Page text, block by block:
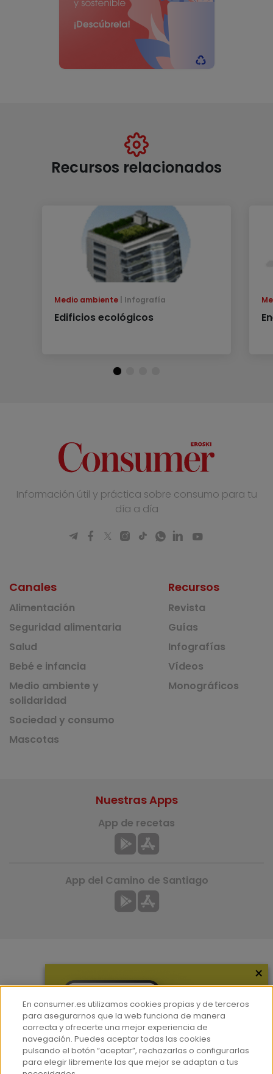
Recursos relacionados
Medio ambiente Infografía
Edificios ecológicos
Información útil y práctica sobre consumo para tu
día a día
Canales
Alimentación
Seguridad alimentaria
Salud
Bebé e infancia
Medio ambiente y
solidaridad
Sociedad y consumo
Mascotas
Recursos
Revista
Guías
Infografías
Vídeos
Monográficos
Hemeroteca
Contacto
Prensa
Nuestras Apps
App de recetas
App del Camino de Santiago
×
En consumer.es utilizamos cookies propias y de terceros
para asegurarnos que la web funciona de manera
correcta y ofrecerte una mejor experiencia de
navegación. Puedes aceptar todas las cookies
pulsando el botón “aceptar”, rechazarlas o configurarlas
para elegir libremente las que mejor se adaptan a tus